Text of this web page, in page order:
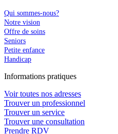
Qui sommes-nous?
Notre vision
Offre de soins
Seniors
Petite enfance
Handicap
Informations pratiques
Voir toutes nos adresses
Trouver un professionnel
Trouver un service
Trouver une consultation
Prendre RDV